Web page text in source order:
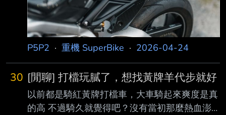
P5P2 · 重機 SuperBike · 2026-04-24
30 [閒聊] 打檔玩膩了，想找黃牌羊代步就好
以前都是騎紅黃牌打檔車，大車騎起來爽度是真
的高 不過騎久就覺得吧？沒有當初那麼熱血澎